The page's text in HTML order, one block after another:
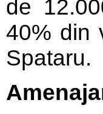
de
40% din
Spataru.